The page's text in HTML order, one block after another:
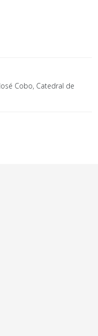
Cobo, Catedral de